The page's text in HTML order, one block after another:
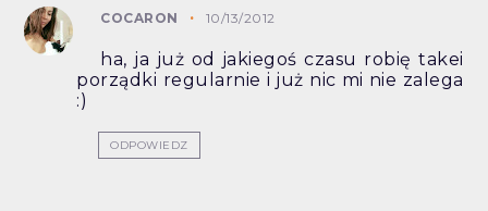
COCARON 10/13/2012
ha, ja już od jakiegoś czasu robię takei
porządki regularnie i już nic mi nie zalega
:)
ODPOWIEDZ